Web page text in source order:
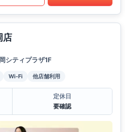
店
シティプラザ1F
Wi-Fi 他店舗利用
定休日
要確認